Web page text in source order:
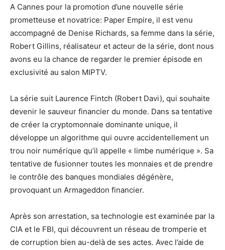
A Cannes pour la promotion d’une nouvelle série
prometteuse et novatrice: Paper Empire, il est venu
accompagné de Denise Richards, sa femme dans la série,
Robert Gillins, réalisateur et acteur de la série, dont nous
avons eu la chance de regarder le premier épisode en
exclusivité au salon MIPTV.
La série suit Laurence Fintch (Robert Davi), qui souhaite
devenir le sauveur financier du monde. Dans sa tentative
de créer la cryptomonnaie dominante unique, il
développe un algorithme qui ouvre accidentellement un
trou noir numérique qu’il appelle « limbe numérique ». Sa
tentative de fusionner toutes les monnaies et de prendre
le contrôle des banques mondiales dégénère,
provoquant un Armageddon financier.
Après son arrestation, sa technologie est examinée par la
CIA et le FBI, qui découvrent un réseau de tromperie et
de corruption bien au-delà de ses actes. Avec l’aide de